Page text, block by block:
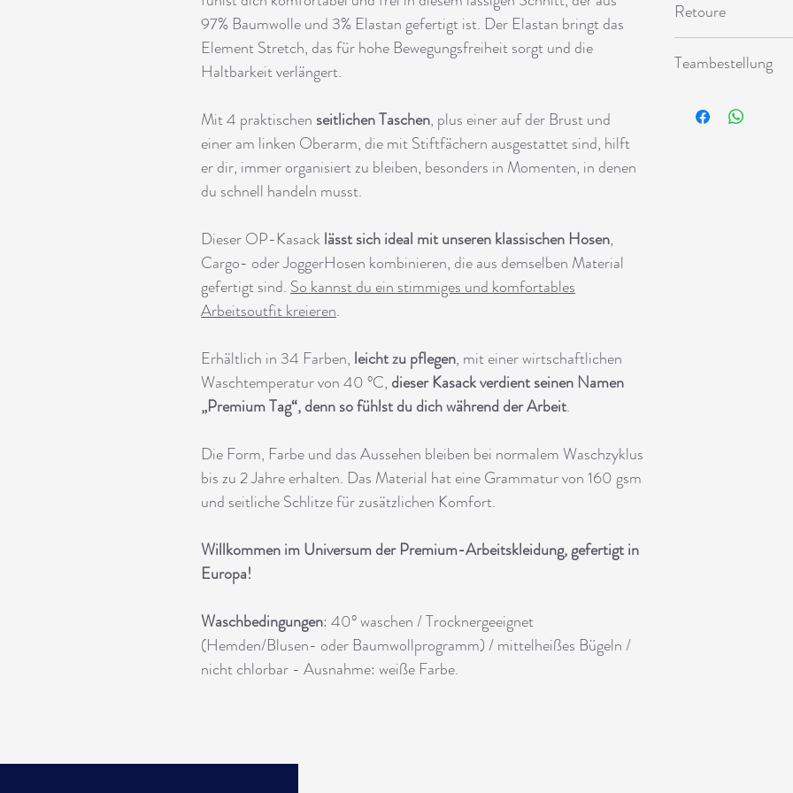
97% Baumwolle und 3% Elastan gefertigt ist. Der Elastan bringt das
Element Stretch, das für hohe Bewegungsfreiheit sorgt und die
Haltbarkeit verlängert.
Mit 4 praktischen seitlichen Taschen, plus einer auf der Brust und
einer am linken Oberarm, die mit Stiftfächern ausgestattet sind, hilft
er dir, immer organisiert zu bleiben, besonders in Momenten, in denen
du schnell handeln musst.
Dieser OP-Kasacklässt sich ideal mit unseren klassischen Hosen,
Cargo- oder JoggerHosen kombinieren, die aus demselben Material
gefertigt sind. So kannst du ein stimmiges und komfortables
Arbeitsoutfit kreieren.
Erhältlich in 34 Farben, leicht zu pflegen, mit einer wirtschaftlichen
Waschtemperatur von 40 °C, dieser Kasack verdient seinen Namen
„Premium Tag“, denn so fühlst du dich während der Arbeit.
Die Form, Farbe und das Aussehen bleiben bei normalem Waschzyklus
bis zu 2 Jahre erhalten. Das Material hat eine Grammatur von 160 gsm
und seitliche Schlitze für zusätzlichen Komfort.
Willkommen im Universum der Premium-Arbeitskleidung, gefertigt in
Europa!
Waschbedingungen: 40° waschen / Trocknergeeignet
(Hemden/Blusen- oder Baumwollprogramm) / mittelheißes Bügeln /
nicht chlorbar - Ausnahme: weiße Farbe.
Zahlung auf
Rücksendekosten zu
Bestellen Sie jedes
unpassenden Größen.
Retoure
Rückerstattungen
Lesen Sie die Details
Teambestellung
Wir bieten spezielle